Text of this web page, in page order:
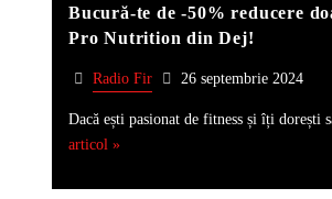
Bucură-te de -50% reducere
Pro Nutrition din Dej!
Radio Fir 26 septembrie 2024
Dacă ești pasionat de fitness și îți dorești
articol »